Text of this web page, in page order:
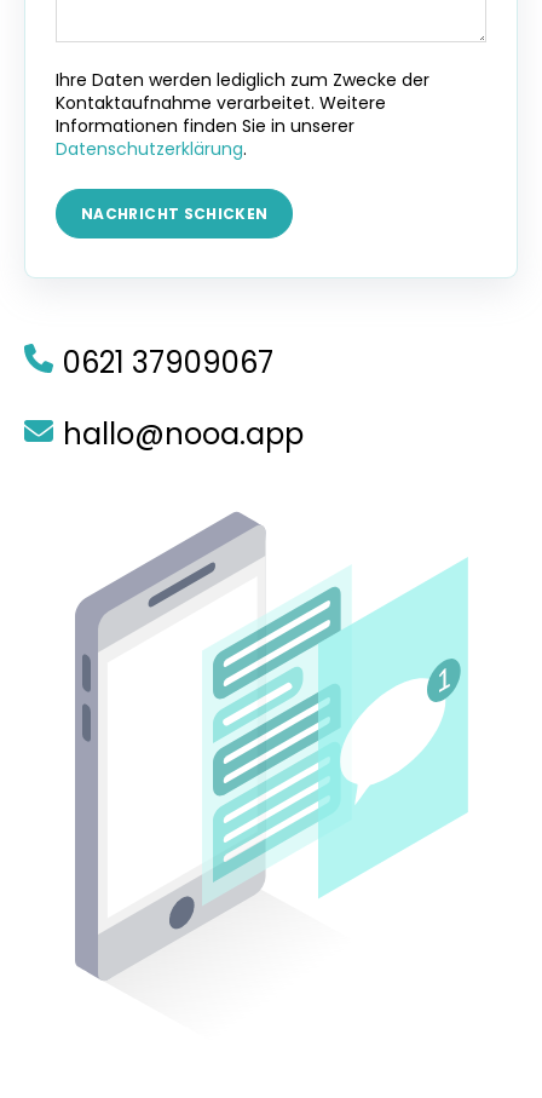
Ihre Daten werden lediglich zum Zwecke der
Kontaktaufnahme verarbeitet. Weitere
Informationen finden Sie in unserer
Datenschutzerklärung.
0621 37909067
hallo@nooa.app